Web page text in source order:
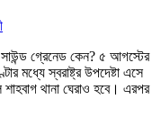
গ্রেনেড কেন? ৫ আগস্টের
মধ্যে স্বরাষ্ট্র উপদেষ্টা এসে
থানা ঘেরাও হবে। এরপর